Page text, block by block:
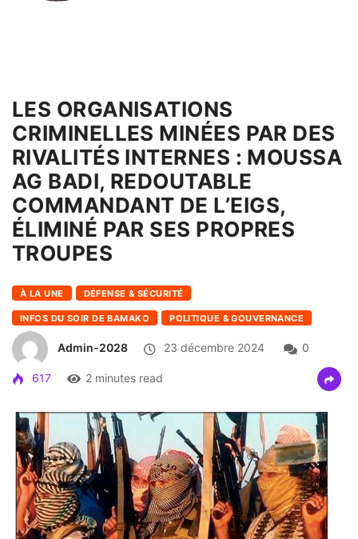
LES ORGANISATIONS
CRIMINELLES MINÉES PAR DES
RIVALITÉS INTERNES : MOUSSA
AG BADI, REDOUTABLE
COMMANDANT DE L’EIGS,
ÉLIMINÉ PAR SES PROPRES
TROUPES
À LA UNE DÉFENSE & SÉCURITÉ
INFOS DU SOIR DE BAMAKO POLITIQUE & GOUVERNANCE
Admin-2028 23 décembre 2024 0
617 2 minutes read